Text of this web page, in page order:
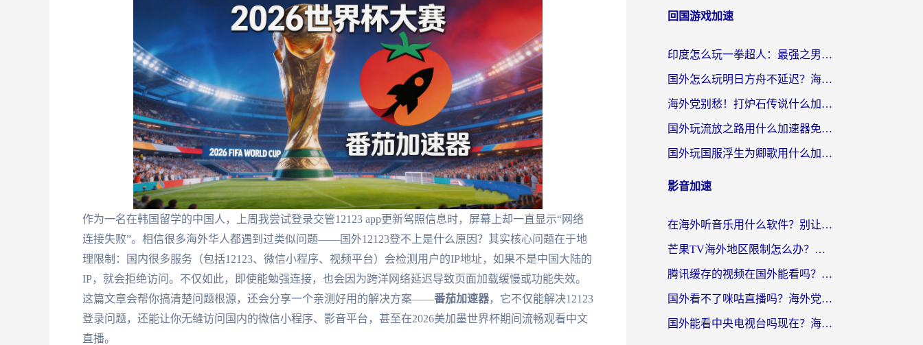
作为一名在韩国留学的中国人，上周我尝试登录交管12123 app更新驾照信息时，屏幕上却一直显示“网络
连接失败”。相信很多海外华人都遇到过类似问题——国外12123登不上是什么原因？其实核心问题在于地
理限制：国内很多服务（包括12123、微信小程序、视频平台）会检测用户的IP地址，如果不是中国大陆的
IP，就会拒绝访问。不仅如此，即使能勉强连接，也会因为跨洋网络延迟导致页面加载缓慢或功能失效。
这篇文章会帮你搞清楚问题根源，还会分享一个亲测好用的解决方案——番茄加速器，它不仅能解决12123
登录问题，还能让你无缝访问国内的微信小程序、影音平台，甚至在2026美加墨世界杯期间流畅观看中文
直播。
回国游戏加速
印度怎么玩一拳超人：最强之男？海外党国服游戏加速避坑指南
国外怎么玩明日方舟不延迟？海外玩家国服游戏加速终极指南（附DNF梦幻诛仙解决方案）
海外党别愁！打炉石传说什么加速器好用？3个实用技巧解决国服游戏卡顿
国外玩流放之路用什么加速器免费？海外党亲测有效的国服游戏加速指南
国外玩国服浮生为卿歌用什么加速器比较好？海外党亲测不踩坑指南
影音加速
在海外听音乐用什么软件？别让地域限制断了你的华语歌单
芒果TV海外地区限制怎么办？海外党追剧看片的实用加速器选择指南
腾讯缓存的视频在国外能看吗？海外党追剧看片的终极解决方案
国外看不了咪咕直播吗？海外党追剧看片的加速器选择指南
国外能看中央电视台吗现在？海外党追剧看央视的实用指南